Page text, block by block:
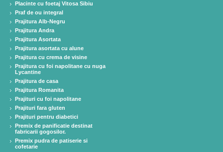
Placinte cu foetaj Vitosa Sibiu
Praf de ou integral
Prajitura Alb-Negru
Prajitura Andra
Prajitura Asortata
Prajitura asortata cu alune
Prajitura cu crema de visine
Prajitura cu foi napolitane cu nuga
Lycantine
Prajitura de casa
Prajitura Romanita
Prajituri cu foi napolitane
Prajituri fara gluten
Prajituri pentru diabetici
Premix de panificatie destinat
fabricarii gogosilor.
Premix pudra de patiserie si
cofetarie